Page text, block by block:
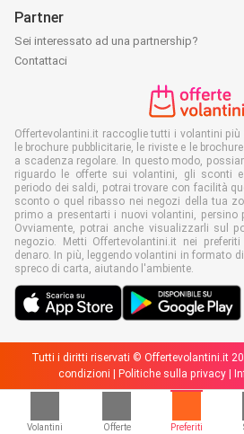
Volantini Offerte Preferiti
Partner
Sei interessato ad una partnership?
Contattaci
Offertevolantini.it raccoglie tutti i volantini
le brochure pubblicitarie, le riviste e le
a scadenza regolare. In questo modo,
riguardo le offerte sui volantini, gli sconti
periodo dei saldi, potrai trovare con facilità
sconto o quel ribasso nei negozi della tua
primo a presentarti i nuovi volantini, persino
Ovviamente, potrai anche visualizzarli sul
negozio. Metti Offertevolantini.it nei
denaro. In più, leggendo volantini in formato
spreco di carta, aiutando l'ambiente.
Tutti i diritti riservati © Offertevolantini.it
condizioni
Politiche sulla privacy